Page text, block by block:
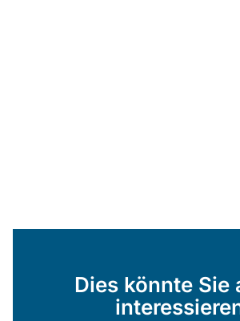
Dies könnte Sie